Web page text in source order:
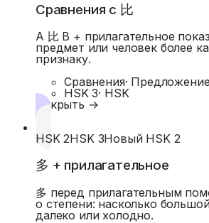
Сравнения с 比
A 比 B + прилагательное
предмет или человек более
признаку.
Сравнения· Предложение
HSK 3· HSK
Открыть →
HSK 2HSK 3Новый HSK 2
多 + прилагательное
多 перед прилагательным
о степени: насколько
далеко или холодно.